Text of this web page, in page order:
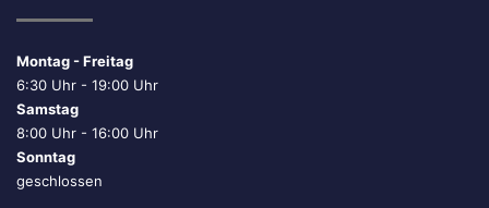
Montag - Freitag
6:30 Uhr - 19:00 Uhr
Samstag
8:00 Uhr - 16:00 Uhr
Sonntag
geschlossen